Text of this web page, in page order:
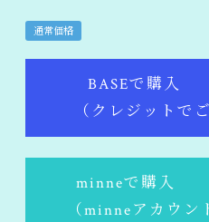
通常価格
BASE
（クレジットで
minne
（minneアカウン